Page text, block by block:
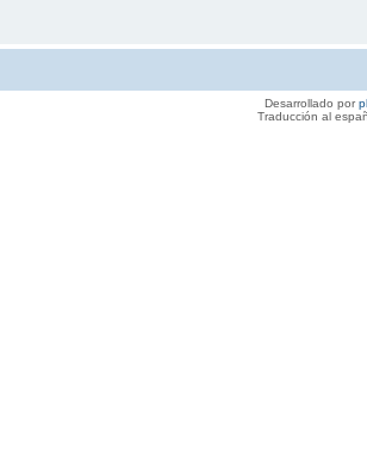
Desarrollado por
Traducción al